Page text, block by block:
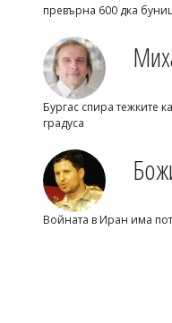
превърна 600 дка
Бургас спира тежките
градуса
Войната в Иран има